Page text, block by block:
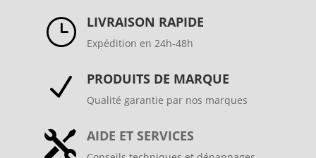
} LIVRAISON RAPIDE
Expédition en 24h-48h
N PRODUITS DE MARQUE
Qualité garantie par nos marques
 AIDE ET SERVICES